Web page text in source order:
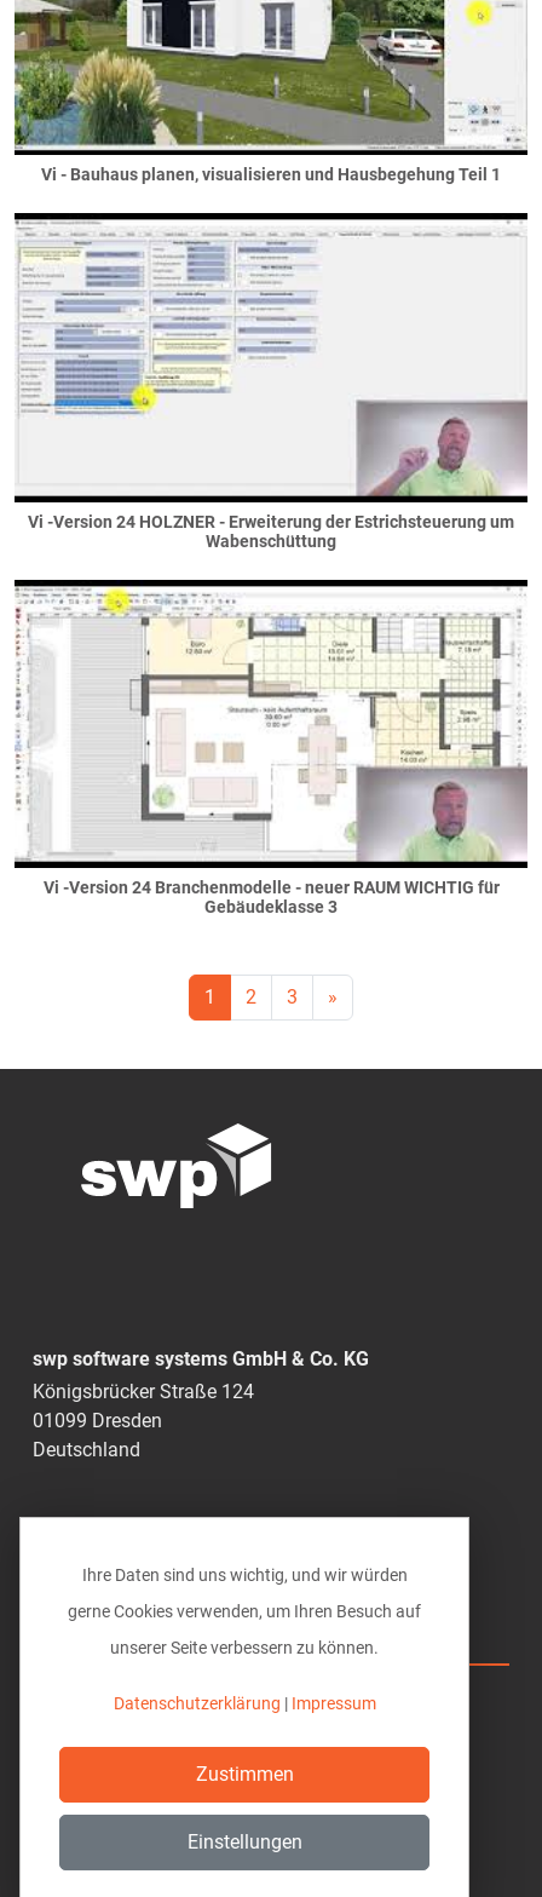
Vi - Bauhaus planen, visualisieren und Hausbegehung Teil 1
Vi -Version 24 HOLZNER - Erweiterung der Estrichsteuerung um
Wabenschüttung
Vi -Version 24 Branchenmodelle - neuer RAUM WICHTIG für
Gebäudeklasse 3
1 2 3 »
swp software systems GmbH & Co. KG
Königsbrücker Straße 124
01099 Dresden
Deutschland
Vi BIM solutions
Download
Datenschutz
Impressum
Ihre Daten sind uns wichtig, und wir würden
gerne Cookies verwenden, um Ihren Besuch auf
unserer Seite verbessern zu können.
Datenschutzerklärung | Impressum
Zustimmen
Einstellungen